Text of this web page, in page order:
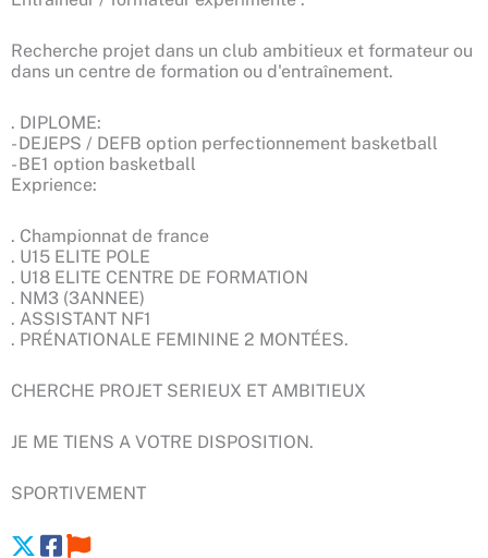
Recherche projet dans un club ambitieux et formateur ou
dans un centre de formation ou d'entraînement.
. DIPLOME:
- DEJEPS / DEFB option perfectionnement basketball
- BE1 option basketball
Exprience:
. Championnat de france
. U15 ELITE POLE
. U18 ELITE CENTRE DE FORMATION
. NM3 (3ANNEE)
. ASSISTANT NF1
. PRÉNATIONALE FEMININE 2 MONTÉES.
CHERCHE PROJET SERIEUX ET AMBITIEUX
JE ME TIENS A VOTRE DISPOSITION.
SPORTIVEMENT